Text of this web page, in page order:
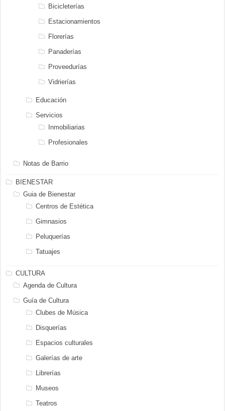
Bicicleterías
Estacionamientos
Florerías
Panaderías
Proveedurías
Vidrierías
Educación
Servicios
Inmobiliarias
Profesionales
Notas de Barrio
BIENESTAR
Guia de Bienestar
Centros de Estética
Gimnasios
Peluquerías
Tatuajes
CULTURA
Agenda de Cultura
Guía de Cultura
Clubes de Música
Disquerías
Espacios culturales
Galerías de arte
Librerías
Museos
Teatros